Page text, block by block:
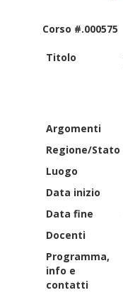
Corso #.000575
Titolo
Argomenti
Regione/Stato
Luogo
Data inizio
Data fine
Docenti
Programma,
info e
contatti